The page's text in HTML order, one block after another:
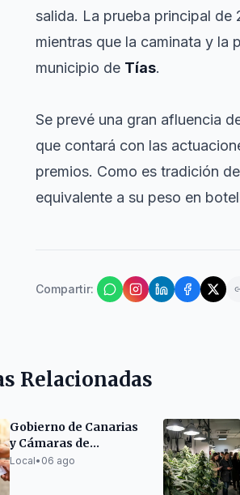
salida. La prueba principal
mientras que la caminata y la
municipio de Tías.
Se prevé una gran afluencia
que contará con las
premios. Como es tradición
equivalente a su peso en
Compartir:
Relacionadas
Gobierno de Canarias
y Cámaras de
Comercio forman a
Local• 06 ago